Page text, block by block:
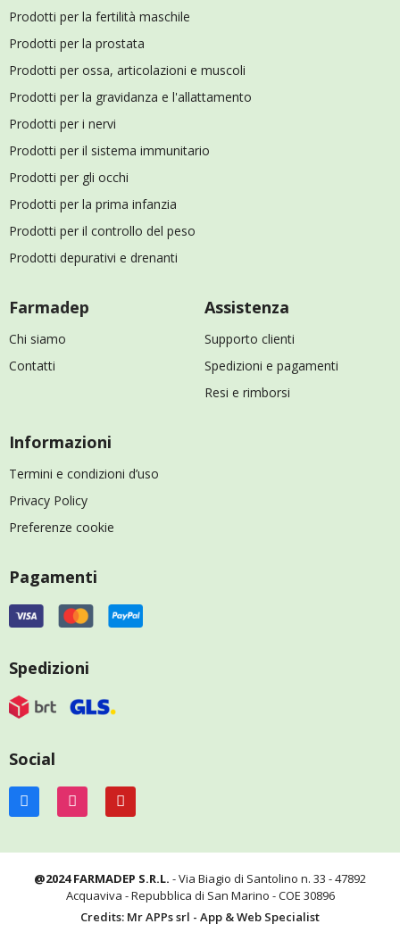
Prodotti per la fertilità maschile
Prodotti per la prostata
Prodotti per ossa, articolazioni e muscoli
Prodotti per la gravidanza e l'allattamento
Prodotti per i nervi
Prodotti per il sistema immunitario
Prodotti per gli occhi
Prodotti per la prima infanzia
Prodotti per il controllo del peso
Prodotti depurativi e drenanti
Farmadep
Chi siamo
Contatti
Assistenza
Supporto clienti
Spedizioni e pagamenti
Resi e rimborsi
Informazioni
Termini e condizioni d’uso
Privacy Policy
Preferenze cookie
Pagamenti
Spedizioni
Social
@2024 FARMADEP S.R.L. - Via Biagio di Santolino n. 33 - 47892
Acquaviva - Repubblica di San Marino - COE 30896
Credits: Mr APPs srl - App & Web Specialist